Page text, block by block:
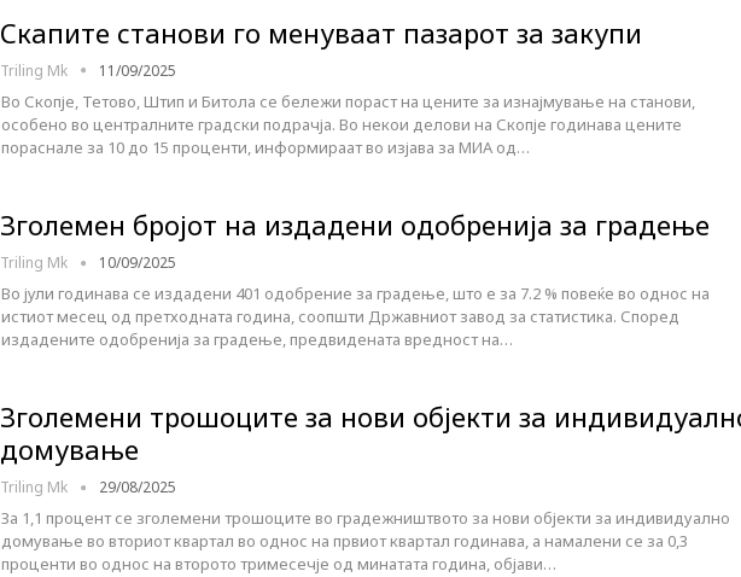
Скапите станови го менуваат пазарот за закупи
Triling Mk 11/09/2025
Во Скопје, Тетово, Штип и Битола се бележи пораст на цените за изнајмување на станови,
особено во централните градски подрачја. Во некои делови на Скопје годинава цените
пораснале за 10 до 15 проценти, информираат во изјава за МИА од…
Зголемен бројот на издадени одобренија за градење
Triling Mk 10/09/2025
Во јули годинава се издадени 401 одобрение за градење, што е за 7.2 % повеќе во однос на
истиот месец од претходната година, соопшти Државниот завод за статистика. Според
издадените одобренија за градење, предвидената вредност на…
Зголемени трошоците за нови објекти за
домување
Triling Mk 29/08/2025
За 1,1 процент се зголемени трошоците во градежништвото за нови објекти за индивидуално
домување во вториот квартал во однос на првиот квартал годинава, а намалени се за 0,3
проценти во однос на второто тримесечје од минатата година, објави…